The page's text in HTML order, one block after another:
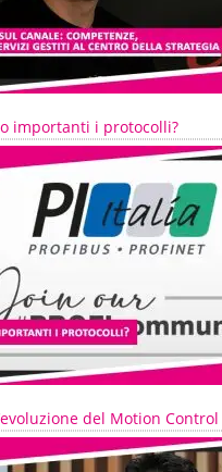
importanti i protocolli?
del Motion Control